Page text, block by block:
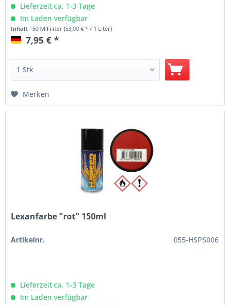
Lieferzeit ca. 1-3 Tage
Im Laden verfügbar
Inhalt 150 Milliliter(53,00 € * / 1 Liter)
7,95 € *
Merken
Lexanfarbe "rot" 150ml
Artikelnr. 055-HSPS006
Lieferzeit ca. 1-3 Tage
Im Laden verfügbar